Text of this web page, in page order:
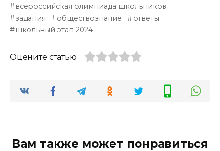
всероссийская олимпиада школьников
задания
обществознание
ответы
школьный этап 2024
Оцените статью
Вам также может понравиться